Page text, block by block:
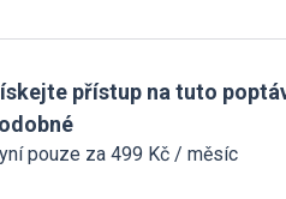
přístup na tuto
pouze za 499 Kč / měsíc